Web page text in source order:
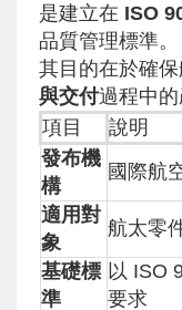
是建立在 ISO
品質管理標準。
其目的在於確
與交付過程中的
項目
說明
發布機
構
國際航
適用對
象
航太零
基礎標
準
以 ISO
要求